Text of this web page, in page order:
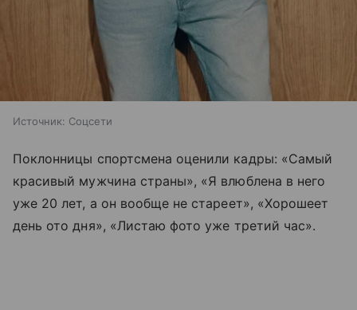
Источник: Соцсети
Поклонницы спортсмена оценили кадры: «Самый
красивый мужчина страны», «Я влюблена в него
уже 20 лет, а он вообще не стареет», «Хорошеет
день ото дня», «Листаю фото уже третий час».